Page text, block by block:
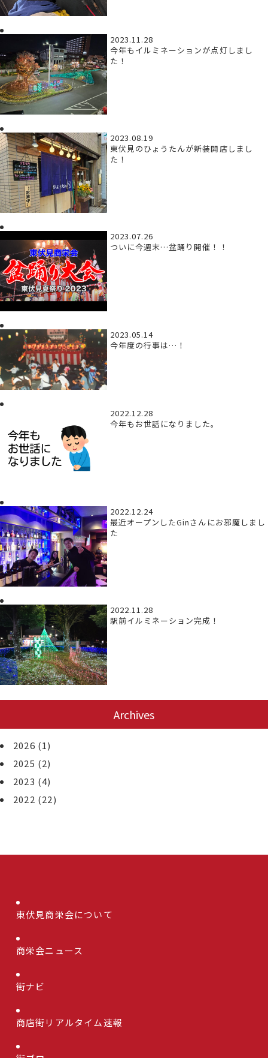
2023.11.28
今年もイルミネーションが点灯しまし
た！
2023.08.19
東伏見のひょうたんが新装開店しまし
た！
2023.07.26
ついに今週末…盆踊り開催！！
2023.05.14
今年度の行事は…！
2022.12.28
今年もお世話になりました。
2022.12.24
最近オープンしたGinさんにお邪魔しまし
た
2022.11.28
駅前イルミネーション完成！
Archives
2026 (1)
2025 (2)
2023 (4)
2022 (22)
東伏見商栄会について
商栄会ニュース
街ナビ
商店街リアルタイム速報